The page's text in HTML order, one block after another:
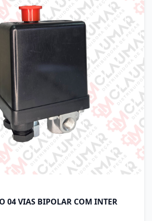
04 VIAS BIPOLAR COM INTER